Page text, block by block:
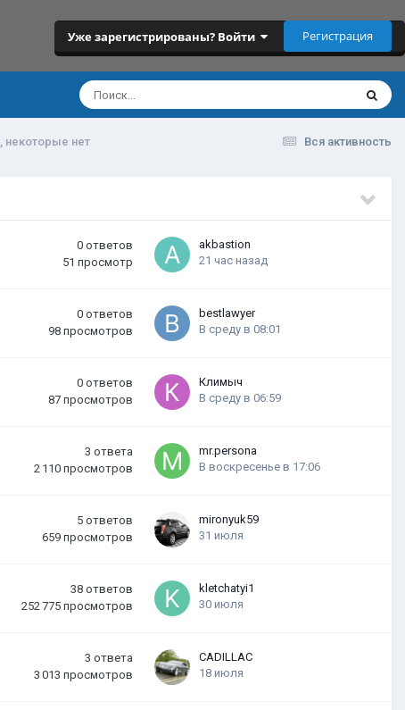
Уже зарегистрированы? Войти Регистрация
Вся активность
некоторые нет
0 ответов
51 просмотр
akbastion
21 час назад
0 ответов
98 просмотров
bestlawyer
В среду в 08:01
0 ответов
87 просмотров
Климыч
В среду в 06:59
3 ответа
2 110 просмотров
mr.persona
В воскресенье в 17:06
5 ответов
659 просмотров
mironyuk59
31 июля
38 ответов
252 775 просмотров
kletchatyi1
30 июля
3 ответа
3 013 просмотров
CADILLAC
18 июля